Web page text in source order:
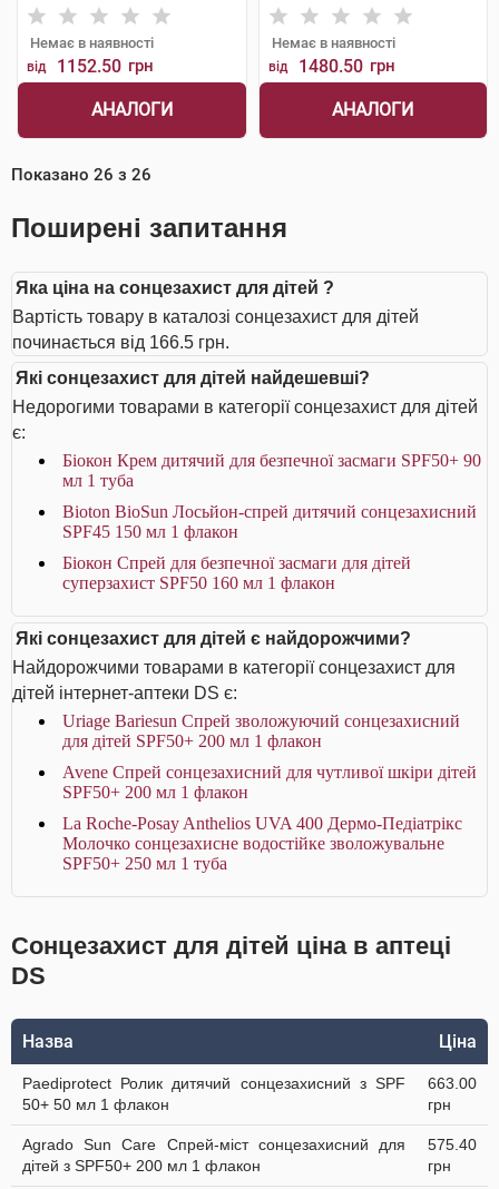
Немає в наявності
від 1152.50 грн
АНАЛОГИ
Немає в наявності
від 1480.50 грн
АНАЛОГИ
Показано 26 з 26
Поширені запитання
Яка ціна на сонцезахист для дітей ?
Вартість товару в каталозі сонцезахист для дітей
починається від 166.5 грн.
Які сонцезахист для дітей найдешевші?
Недорогими товарами в категорії сонцезахист для дітей
є:
Біокон Крем дитячий для безпечної засмаги SPF50+ 90
мл 1 туба
Bioton BioSun Лосьйон-спрей дитячий сонцезахисний
SPF45 150 мл 1 флакон
Біокон Спрей для безпечної засмаги для дітей
суперзахист SPF50 160 мл 1 флакон
Які сонцезахист для дітей є найдорожчими?
Найдорожчими товарами в категорії сонцезахист для
дітей інтернет-аптеки DS є:
Uriage Bariesun Спрей зволожуючий сонцезахисний
для дітей SPF50+ 200 мл 1 флакон
Avene Спрей сонцезахисний для чутливої шкіри дітей
SPF50+ 200 мл 1 флакон
La Roche-Posay Anthelios UVA 400 Дермо-Педіатрікс
Молочко сонцезахисне водостійке зволожувальне
SPF50+ 250 мл 1 туба
Сонцезахист для дітей ціна в аптеці
DS
Назва Ціна
Paediprotect Ролик дитячий cонцезахисний з SPF
50+ 50 мл 1 флакон
663.00
грн
Agrado Sun Care Спрей-міст сонцезахисний для
дітей з SPF50+ 200 мл 1 флакон
575.40
грн